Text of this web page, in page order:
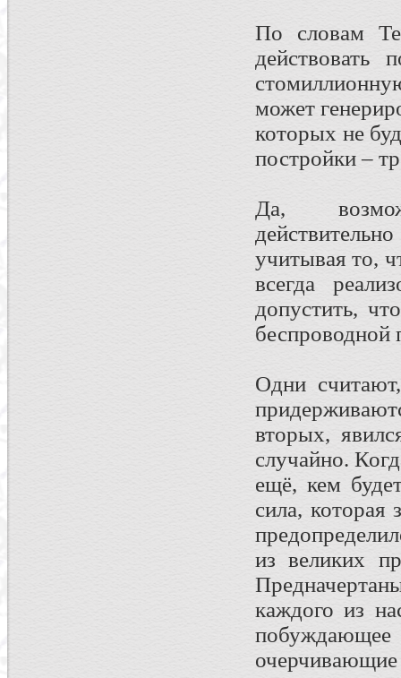
По словам
действовать
может
которых не
постройки –
Да,
учитывая то,
всегда
допустить,
беспроводной
Одни
вторых,
случайно.
ещё, кем
сила, которая
из великих
каждого из